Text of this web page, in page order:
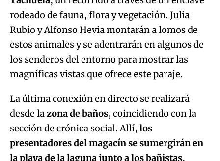
rodeado de fauna, flora y vegetación. Julia
Rubio y Alfonso Hevia montarán a lomos de
estos animales y se adentrarán en algunos de
los senderos del entorno para mostrar las
magníficas vistas que ofrece este paraje.
La última conexión en directo se realizará
desde lazona de baños, coincidiendo con la
sección de crónica social. Allí, los
presentadores del magacín se sumergirán en
la playa de la laguna junto a los bañistas,